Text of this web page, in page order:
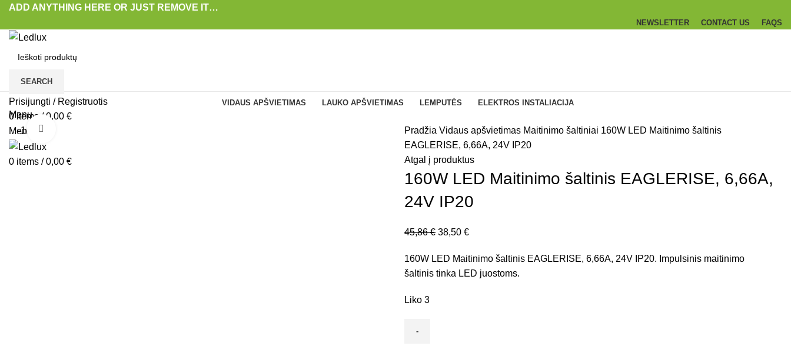
ADD ANYTHING HERE OR JUST REMOVE IT…
NEWSLETTER CONTACT US FAQS
SEARCH
Prisijungti / Registruotis
0items / 0,00 €
Menu
0 items / 0,00 €
VIDAUS APŠVIETIMAS LAUKO APŠVIETIMAS LEMPUTĖS ELEKTROS INSTALIACIJA
Menu
-16%
Pradžia Vidaus apšvietimas Maitinimo šaltiniai 160W LED Maitinimo šaltinis
EAGLERISE, 6,66A, 24V IP20
Atgal į produktus
160W LED Maitinimo šaltinis EAGLERISE, 6,66A,
24V IP20
45,86€ 38,50 €
160W LED Maitinimo šaltinis EAGLERISE, 6,66A, 24V IP20. Impulsinis maitinimo
šaltinis tinka LED juostoms.
Liko 3